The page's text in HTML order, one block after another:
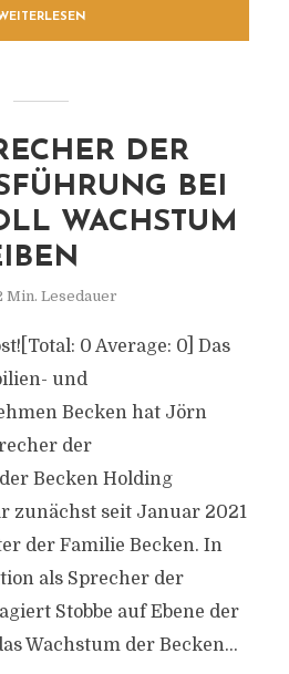
DER
BEI
WACHSTUM
Min. Lesedauer
0 Average: 0] Das
und
Becken hat Jörn
der
Becken Holding
zunächst seit Januar 2021
der Familie Becken. In
als Sprecher der
Stobbe auf Ebene der
Wachstum der Becken...